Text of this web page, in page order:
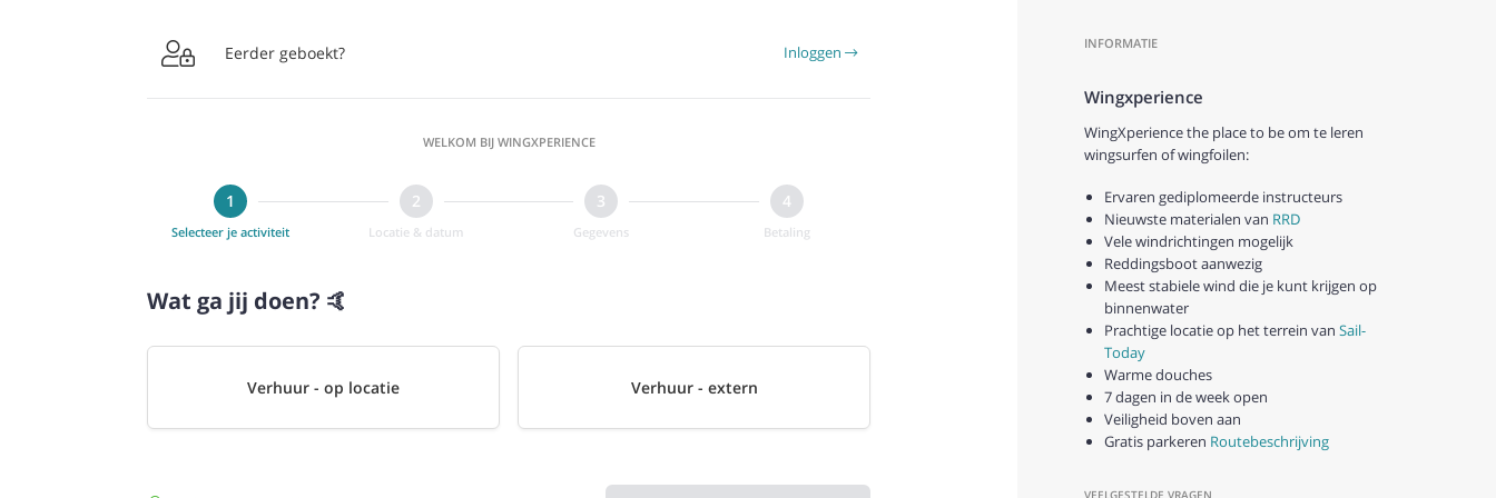
 Eerder geboekt? Inloggen
WELKOM BIJ WINGXPERIENCE
Selecteer je activiteit Locatie & datum Gegevens Betaling
Wat ga jij doen? 🤙
Verhuur - op locatie Verhuur - extern
INFORMATIE
Wingxperience
WingXperience the place to be om te leren
wingsurfen of wingfoilen:
Ervaren gediplomeerde instructeurs
Nieuwste materialen van RRD
Vele windrichtingen mogelijk
Reddingsboot aanwezig
Meest stabiele wind die je kunt krijgen op
binnenwater
Prachtige locatie op het terrein van Sail-
Today
Warme douches
7 dagen in de week open
Veiligheid boven aan
Gratis parkeren Routebeschrijving